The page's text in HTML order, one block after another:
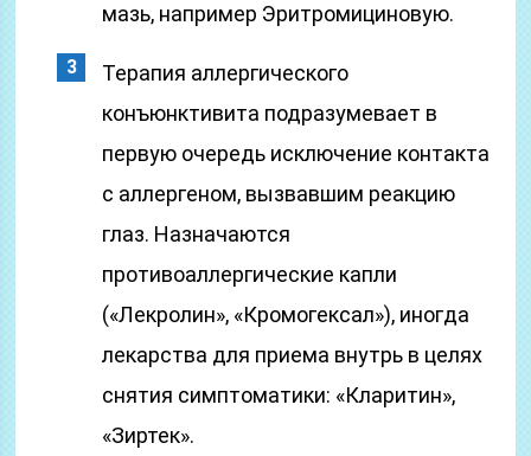
мазь, например Эритромициновую.
Терапия аллергического
конъюнктивита подразумевает в
первую очередь исключение контакта
с аллергеном, вызвавшим реакцию
глаз. Назначаются
противоаллергические капли
(«Лекролин», «Кромогексал»), иногда
лекарства для приема внутрь в целях
снятия симптоматики: «Кларитин»,
«Зиртек».